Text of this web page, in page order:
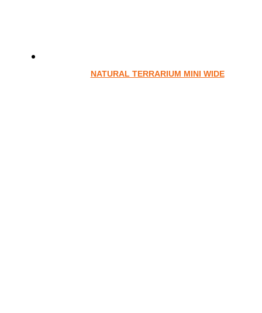
NATURAL TERRARIUM MINI WIDE